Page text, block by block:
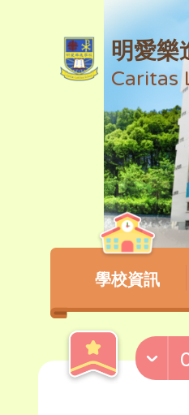
明愛樂
Caritas
學校資訊